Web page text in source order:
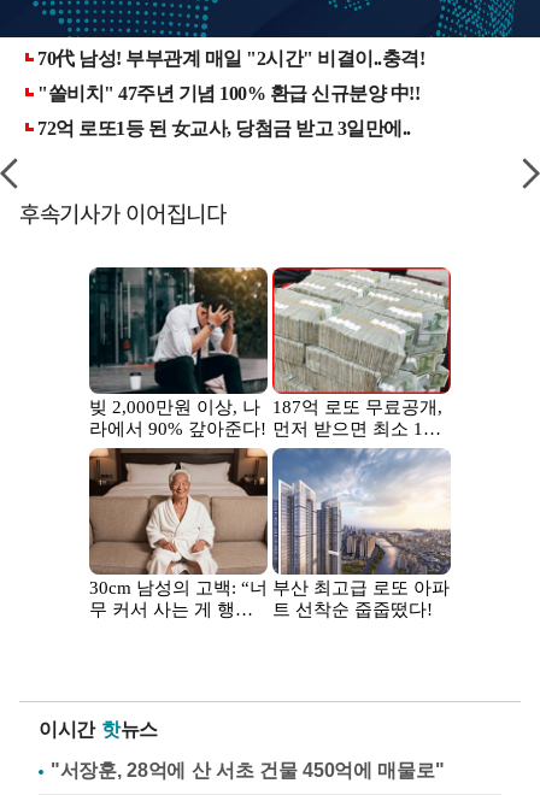
후속기사가 이어집니다
이시간 핫뉴스
"서장훈, 28억에 산 서초 건물 450억에 매물로"